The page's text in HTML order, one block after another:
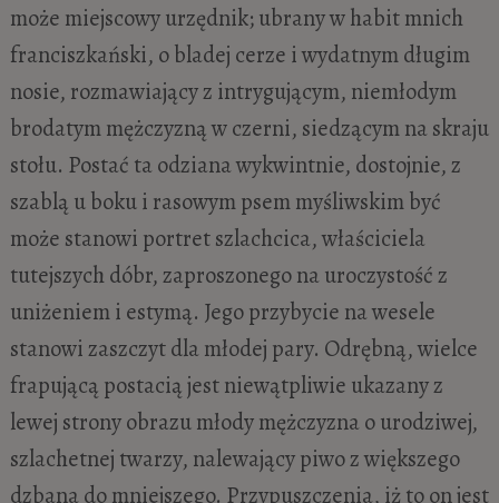
może miejscowy urzędnik; ubrany w habit mnich
franciszkański, o bladej cerze i wydatnym długim
nosie, rozmawiający z intrygującym, niemłodym
brodatym mężczyzną w czerni, siedzącym na skraju
stołu. Postać ta odziana wykwintnie, dostojnie, z
szablą u boku i rasowym psem myśliwskim być
może stanowi portret szlachcica, właściciela
tutejszych dóbr, zaproszonego na uroczystość z
uniżeniem i estymą. Jego przybycie na wesele
stanowi zaszczyt dla młodej pary. Odrębną, wielce
frapującą postacią jest niewątpliwie ukazany z
lewej strony obrazu młody mężczyzna o urodziwej,
szlachetnej twarzy, nalewający piwo z większego
dzbana do mniejszego. Przypuszczenia, iż to on jest